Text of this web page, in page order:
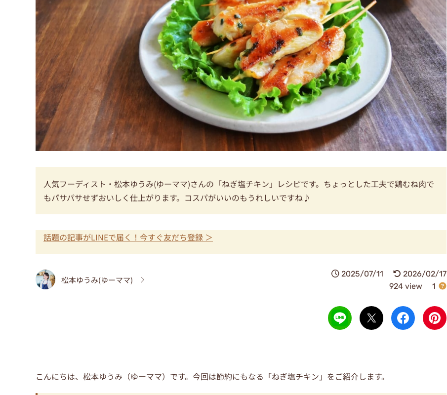
人気フーディスト・松本ゆうみ(ゆーママ)さんの「ねぎ塩チキン」レシピです。ちょっとした工夫で鶏むね肉で
もパサパサせずおいしく仕上がります。コスパがいいのもうれしいですね♪
話題の記事がLINEで届く！今すぐ友だち登録 ＞
松本ゆうみ(ゆーママ)
2025/07/11
2026/02/17
924 view
1
こんにちは、松本ゆうみ（ゆーママ）です。今回は節約にもなる「ねぎ塩チキン」をご紹介します。